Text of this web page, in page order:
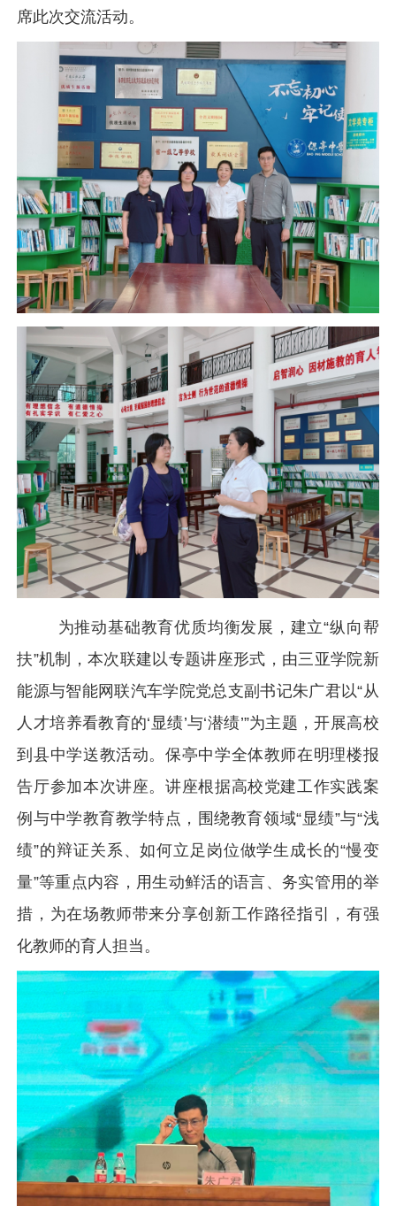
席此次交流活动。
为推动基础教育优质均衡发展，建立“纵向帮
扶”机制，本次联建以专题讲座形式，由三亚学院新
能源与智能网联汽车学院党总支副书记朱广君以“从
人才培养看教育的‘显绩’与‘潜绩’”为主题，开展高校
到县中学送教活动。保亭中学全体教师在明理楼报
告厅参加本次讲座。讲座根据高校党建工作实践案
例与中学教育教学特点，围绕教育领域“显绩”与“浅
绩”的辩证关系、如何立足岗位做学生成长的“慢变
量”等重点内容，用生动鲜活的语言、务实管用的举
措，为在场教师带来分享创新工作路径指引，有强
化教师的育人担当。